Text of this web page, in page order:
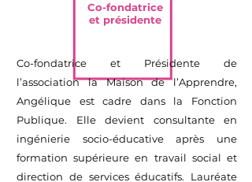
Co-fondatrice
et présidente
Co-fondatrice et Présidente de
l’association la Maison de l’Apprendre,
Angélique est cadre dans la Fonction
Publique. Elle devient consultante en
ingénierie socio-éducative après une
formation supérieure en travail social et
direction de services éducatifs. Lauréate